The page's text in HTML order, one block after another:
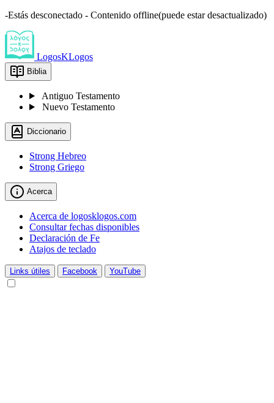
-Estás desconectado - Contenido offline(puede estar desactualizado)
LogosKLogos
Biblia
Antiguo Testamento
Nuevo Testamento
Diccionario
Strong Hebreo
Strong Griego
Acerca
Acerca de logosklogos.com
Consultar fechas disponibles
Declaración de Fe
Atajos de teclado
Links útiles Facebook YouTube